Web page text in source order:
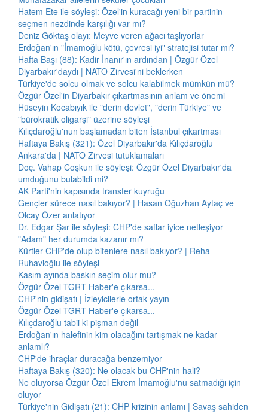
Hatem Ete ile söyleşi: Özel'in kuracağı yeni bir partinin
seçmen nezdinde karşılığı var mı?
Deniz Göktaş olayı: Meyve veren ağacı taşlıyorlar
Erdoğan'ın "İmamoğlu kötü, çevresi iyi" stratejisi tutar mı?
Hafta Başı (88): Kadir İnanır'ın ardından | Özgür Özel
Diyarbakır'daydı | NATO Zirvesi'ni beklerken
Türkiye'de solcu olmak ve solcu kalabilmek mümkün mü?
Özgür Özel'in Diyarbakır çıkartmasının anlam ve önemi
Hüseyin Kocabıyık ile "derin devlet", "derin Türkiye" ve
"bürokratik oligarşi" üzerine söyleşi
Kılıçdaroğlu'nun başlamadan biten İstanbul çıkartması
Haftaya Bakış (321): Özel Diyarbakır'da Kılıçdaroğlu
Ankara'da | NATO Zirvesi tutuklamaları
Doç. Vahap Coşkun ile söyleşi: Özgür Özel Diyarbakır'da
umduğunu bulabildi mi?
AK Parti'nin kapısında transfer kuyruğu
Gençler sürece nasıl bakıyor? | Hasan Oğuzhan Aytaç ve
Olcay Özer anlatıyor
Dr. Edgar Şar ile söyleşi: CHP'de saflar iyice netleşiyor
"Adam" her durumda kazanır mı?
Kürtler CHP'de olup bitenlere nasıl bakıyor? | Reha
Ruhavioğlu ile söyleşi
Kasım ayında baskın seçim olur mu?
Özgür Özel TGRT Haber'e çıkarsa...
CHP'nin gidişatı | İzleyicilerle ortak yayın
Özgür Özel TGRT Haber'e çıkarsa...
Kılıçdaroğlu tabii ki pişman değil
Erdoğan'ın halefinin kim olacağını tartışmak ne kadar
anlamlı?
CHP'de ihraçlar duracağa benzemiyor
Haftaya Bakış (320): Ne olacak bu CHP'nin hali?
Ne oluyorsa Özgür Özel Ekrem İmamoğlu'nu satmadığı için
oluyor
Türkiye'nin Gidişatı (21): CHP krizinin anlamı | Savaş sahiden